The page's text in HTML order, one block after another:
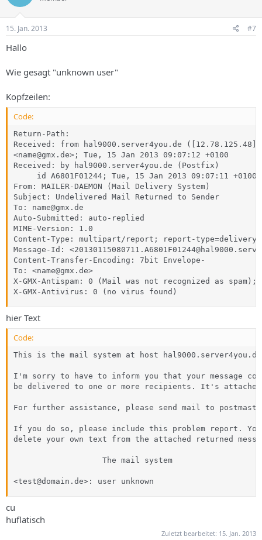
15. Jan. 2013 #7
Hallo
Wie gesagt "unknown user"
Kopfzeilen:
Code:
Return-Path:
Received: from hal9000.server4you.de ([12.78.125.48])
<name@gmx.de>; Tue, 15 Jan 2013 09:07:12 +0100
Received: by hal9000.server4you.de (Postfix)
id A6801F01244; Tue, 15 Jan 2013 09:07:11
From: MAILER-DAEMON (Mail Delivery System)
Subject: Undelivered Mail Returned to Sender
To: name@gmx.de
Auto-Submitted: auto-replied
MIME-Version: 1.0
Content-Type: multipart/report; report-type=delivery-
Message-Id:
Content-Transfer-Encoding: 7bit Envelope-
To: <name@gmx.de>
X-GMX-Antispam: 0 (Mail was not recognized as
X-GMX-Antivirus: 0 (no virus found)
hier Text
Code:
This is the mail system at host
I'm sorry to have to inform you that your message
be delivered to one or more recipients. It's attached
For further assistance, please send mail to
If you do so, please include this problem report. You
delete your own text from the attached returned
                   The mail system
<test@domain.de>: user unknown
cu
huflatisch
Zuletzt bearbeitet: 15. Jan. 2013